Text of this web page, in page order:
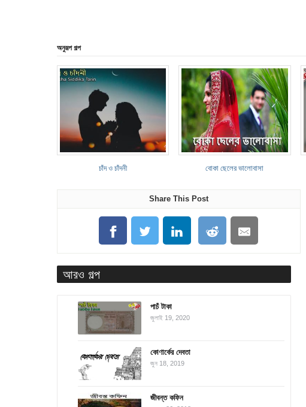
অনুরূপ গল্প
চাঁদ ও চাঁদনী বোকা ছেলের ভালোবাসা
Share This Post
আরও গল্প
পাচঁ টাকা
জুলাই 19, 2020
কোণার্কের দেবতা
জুন 18, 2019
জীবন্ত কফিন